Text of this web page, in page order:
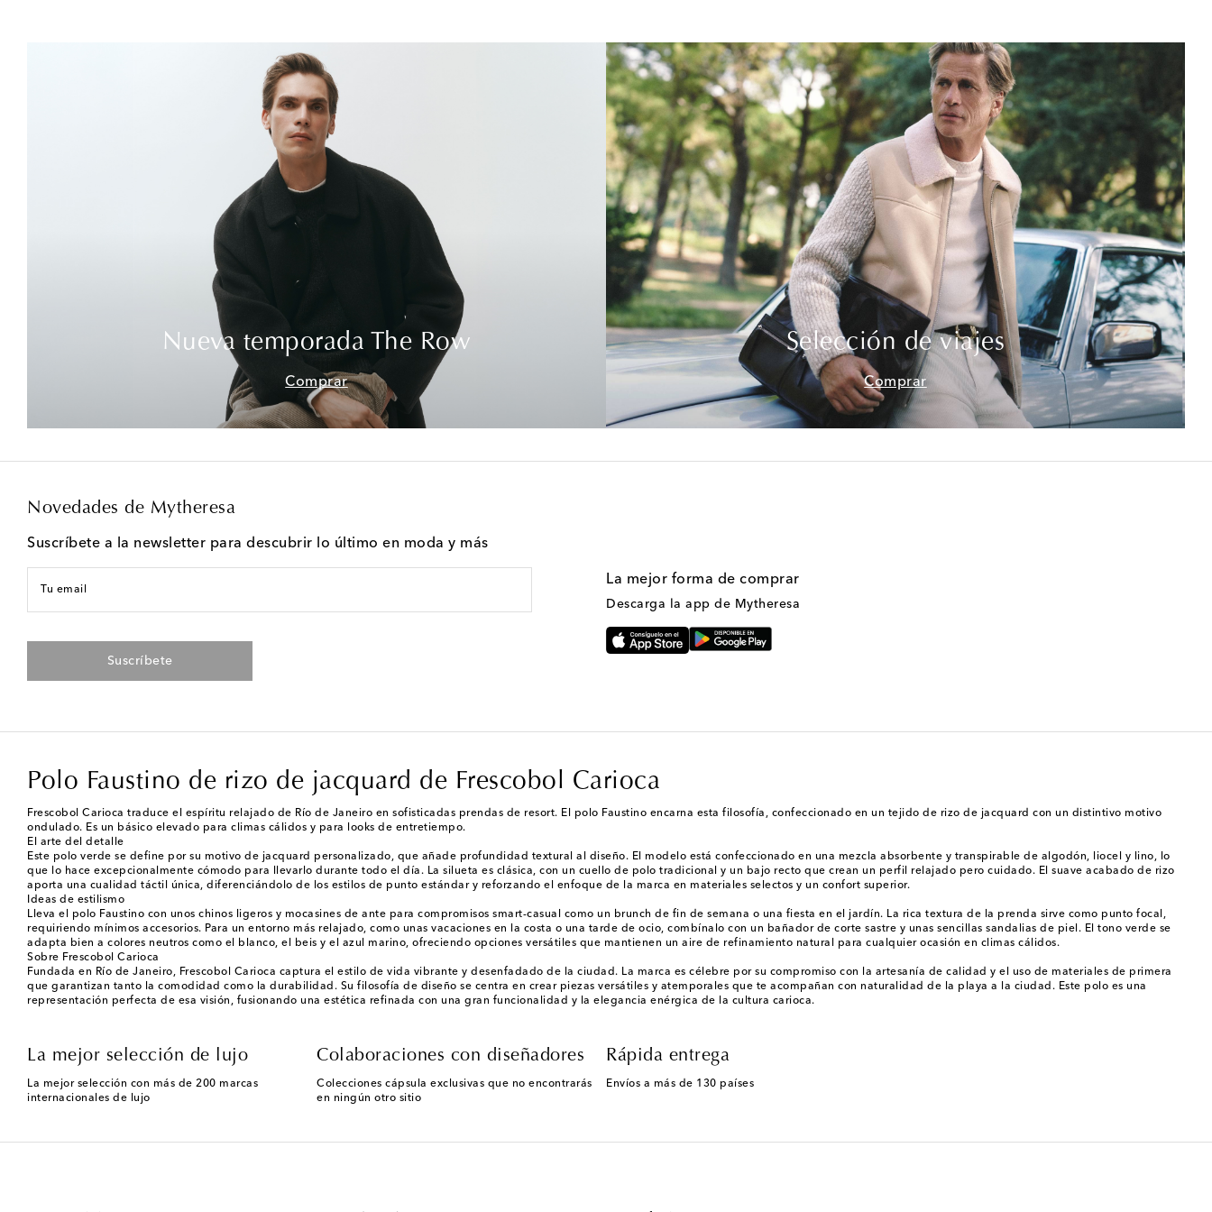
Nueva temporada The Row
Comprar
Selección de viajes
Comprar
Novedades de Mytheresa
Suscríbete a la newsletter para descubrir lo último en moda y más
Tu email
Suscríbete
La mejor forma de comprar
Descarga la app de Mytheresa
Polo Faustino de rizo de jacquard de Frescobol Carioca
Frescobol Carioca traduce el espíritu relajado de Río de Janeiro en sofisticadas prendas de resort. El polo Faustino encarna esta filosofía, confeccionado en un tejido de rizo de jacquard con un distintivo motivo
ondulado. Es un básico elevado para climas cálidos y para looks de entretiempo.
El arte del detalle
Este polo verde se define por su motivo de jacquard personalizado, que añade profundidad textural al diseño. El modelo está confeccionado en una mezcla absorbente y transpirable de algodón, liocel y lino, lo
que lo hace excepcionalmente cómodo para llevarlo durante todo el día. La silueta es clásica, con un cuello de polo tradicional y un bajo recto que crean un perfil relajado pero cuidado. El suave acabado de rizo
aporta una cualidad táctil única, diferenciándolo de los estilos de punto estándar y reforzando el enfoque de la marca en materiales selectos y un confort superior.
Ideas de estilismo
Lleva el polo Faustino con unos chinos ligeros y mocasines de ante para compromisos smart-casual como un brunch de fin de semana o una fiesta en el jardín. La rica textura de la prenda sirve como punto focal,
requiriendo mínimos accesorios. Para un entorno más relajado, como unas vacaciones en la costa o una tarde de ocio, combínalo con un bañador de corte sastre y unas sencillas sandalias de piel. El tono verde se
adapta bien a colores neutros como el blanco, el beis y el azul marino, ofreciendo opciones versátiles que mantienen un aire de refinamiento natural para cualquier ocasión en climas cálidos.
Sobre Frescobol Carioca
Fundada en Río de Janeiro, Frescobol Carioca captura el estilo de vida vibrante y desenfadado de la ciudad. La marca es célebre por su compromiso con la artesanía de calidad y el uso de materiales de primera
que garantizan tanto la comodidad como la durabilidad. Su filosofía de diseño se centra en crear piezas versátiles y atemporales que te acompañan con naturalidad de la playa a la ciudad. Este polo es una
representación perfecta de esa visión, fusionando una estética refinada con una gran funcionalidad y la elegancia enérgica de la cultura carioca.
La mejor selección de lujo
La mejor selección con más de 200 marcas
internacionales de lujo
Colaboraciones con diseñadores
Colecciones cápsula exclusivas que no encontrarás
en ningún otro sitio
Rápida entrega
Envíos a más de 130 países